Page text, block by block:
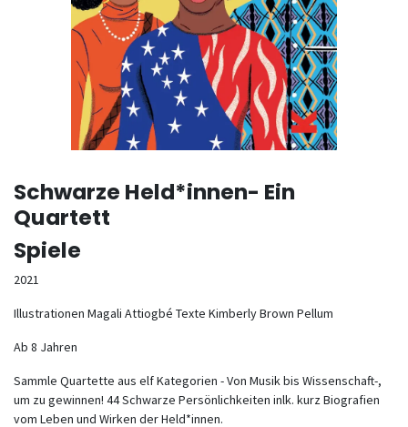
Schwarze Held*innen- Ein
Quartett
Spiele
2021
Illustrationen Magali Attiogbé Texte Kimberly Brown Pellum
Ab 8 Jahren
Sammle Quartette aus elf Kategorien - Von Musik bis Wissenschaft-,
um zu gewinnen! 44 Schwarze Persönlichkeiten inlk. kurz Biografien
vom Leben und Wirken der Held*innen.